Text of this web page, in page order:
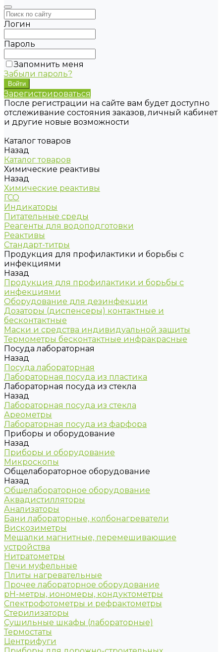
Логин
Пароль
Запомнить меня
Забыли пароль?
Зарегистрироваться
После регистрации на сайте вам будет доступно
отслеживание состояния заказов, личный кабинет
и другие новые возможности
Каталог товаров
Назад
Каталог товаров
Химические реактивы
Назад
Химические реактивы
ГСО
Индикаторы
Питательные среды
Реагенты для водоподготовки
Реактивы
Стандарт-титры
Продукция для профилактики и борьбы с
инфекциями
Назад
Продукция для профилактики и борьбы с
инфекциями
Оборудование для дезинфекции
Дозаторы (диспенсеры) контактные и
бесконтактные
Маски и средства индивидуальной защиты
Термометры бесконтактные инфракрасные
Посуда лабораторная
Назад
Посуда лабораторная
Лабораторная посуда из пластика
Лабораторная посуда из стекла
Назад
Лабораторная посуда из стекла
Ареометры
Лабораторная посуда из фарфора
Приборы и оборудование
Назад
Приборы и оборудование
Микроскопы
Общелабораторное оборудование
Назад
Общелабораторное оборудование
Аквадистилляторы
Анализаторы
Бани лабораторные, колбонагреватели
Вискозиметры
Мешалки магнитные, перемешивающие
устройства
Нитратометры
Печи муфельные
Плиты нагревательные
Прочее лабораторное оборудование
рН-метры, иономеры, кондуктометры
Спектрофотометры и рефрактометры
Стерилизаторы
Сушильные шкафы (лабораторные)
Термостаты
Центрифуги